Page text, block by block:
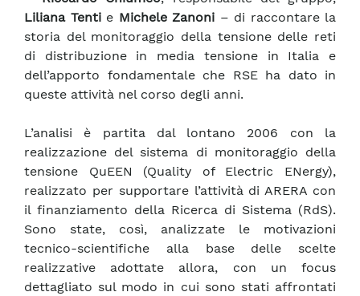
Liliana Tentie Michele Zanoni – di raccontare la
storia del monitoraggio della tensione delle reti
di distribuzione in media tensione in Italia e
dell’apporto fondamentale che RSE ha dato in
queste attività nel corso degli anni.
L’analisi è partita dal lontano 2006 con la
realizzazione del sistema di monitoraggio della
tensione QuEEN (Quality of Electric ENergy),
realizzato per supportare l’attività di ARERA con
il finanziamento della Ricerca di Sistema (RdS).
Sono state, così, analizzate le motivazioni
tecnico-scientifiche alla base delle scelte
realizzative adottate allora, con un focus
dettagliato sul modo in cui sono stati affrontati